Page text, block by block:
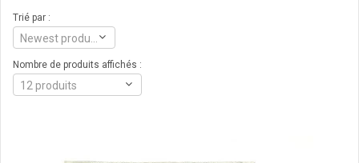
Trié par :
Nombre de produits affichés :
12 produits